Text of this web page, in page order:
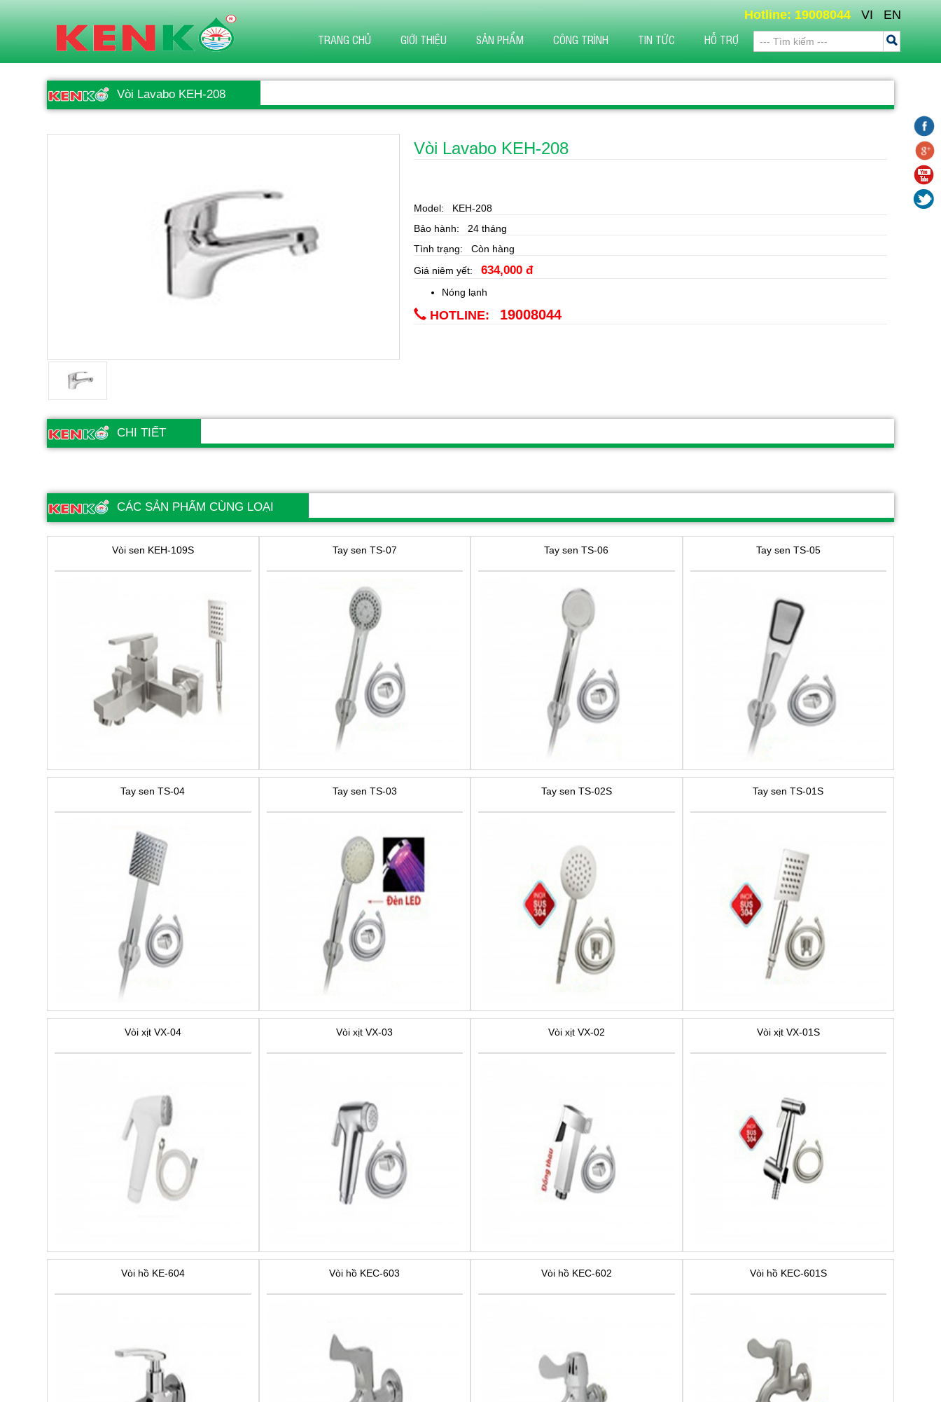
Hotline: 19008044 VI EN
TRANG CHỦ GIỚI THIỆU SẢN PHẨM CÔNG TRÌNH TIN TỨC HỖ TRỢ
Vòi Lavabo KEH-208
Vòi Lavabo KEH-208
Model: KEH-208
Bảo hành: 24 tháng
Tình trạng: Còn hàng
Giá niêm yết:634,000 đ
Nóng lạnh
HOTLINE: 19008044
CHI TIẾT
CÁC SẢN PHẨM CÙNG LOẠI
Vòi sen KEH-109S Tay sen TS-07 Tay sen TS-06 Tay sen TS-05
Tay sen TS-04 Tay sen TS-03 Tay sen TS-02S Tay sen TS-01S
Vòi xịt VX-04 Vòi xịt VX-03 Vòi xịt VX-02 Vòi xịt VX-01S
Vòi hồ KE-604 Vòi hồ KEC-603 Vòi hồ KEC-602 Vòi hồ KEC-601S